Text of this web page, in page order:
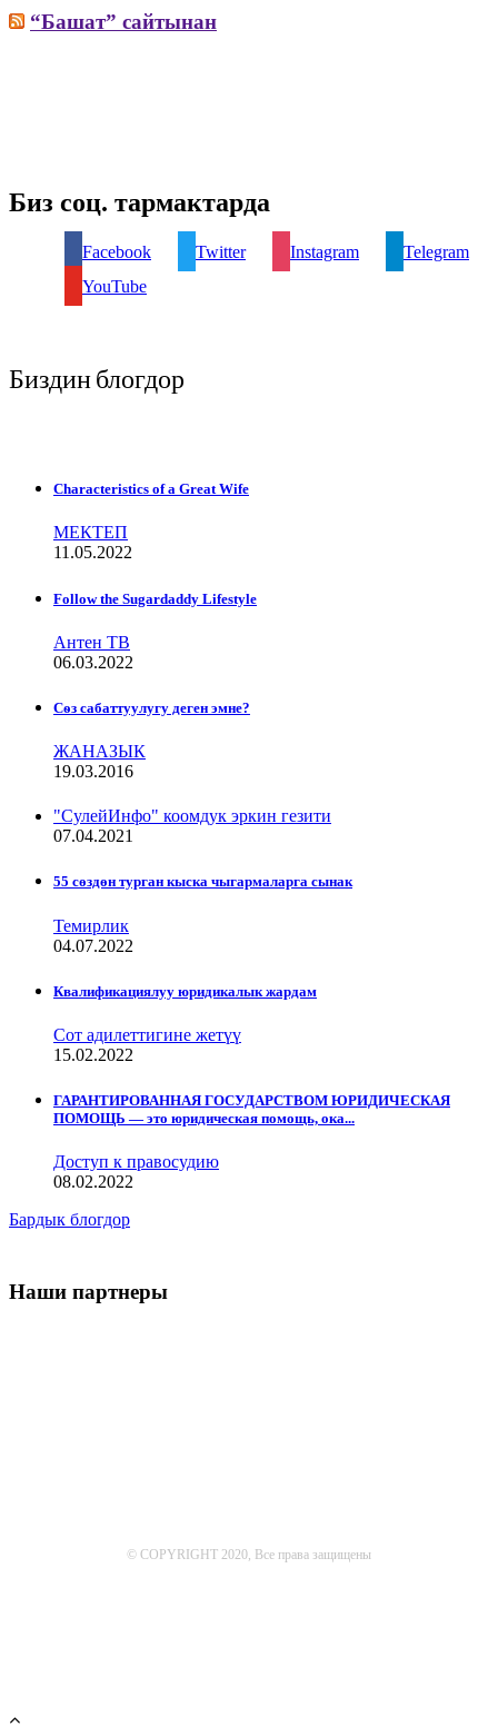
“Башат” сайтынан
Биз соц. тармактарда
Facebook Twitter Instagram
Telegram
YouTube
Биздин блогдор
Characteristics of a Great Wife
МЕКТЕП
11.05.2022
Follow the Sugardaddy Lifestyle
Антен ТВ
06.03.2022
Сѳз сабаттуулугу деген эмне?
ЖАНАЗЫК
19.03.2016
"СулейИнфо" коомдук эркин гезити
07.04.2021
55 сөздөн турган кыска чыгармаларга сынак
Темирлик
04.07.2022
Квалификациялуу юридикалык жардам
Сот адилеттигине жетүү
15.02.2022
ГАРАНТИРОВАННАЯ ГОСУДАРСТВОМ ЮРИДИЧЕСКАЯ
ПОМОЩЬ — это юридическая помощь, ока...
Доступ к правосудию
08.02.2022
Бардык блогдор
Наши партнеры
© COPYRIGHT 2020, Все права защищены